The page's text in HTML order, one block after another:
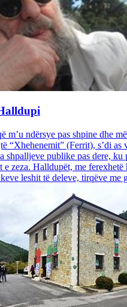
m’u ndërsye pas shpine dhe
“Xhehenemit” (Ferrit), s’di as
shpalljeve publike pas dere, ku
e zeza. Halldupët, me ferexhetë
leshit të deleve, tirqëve me